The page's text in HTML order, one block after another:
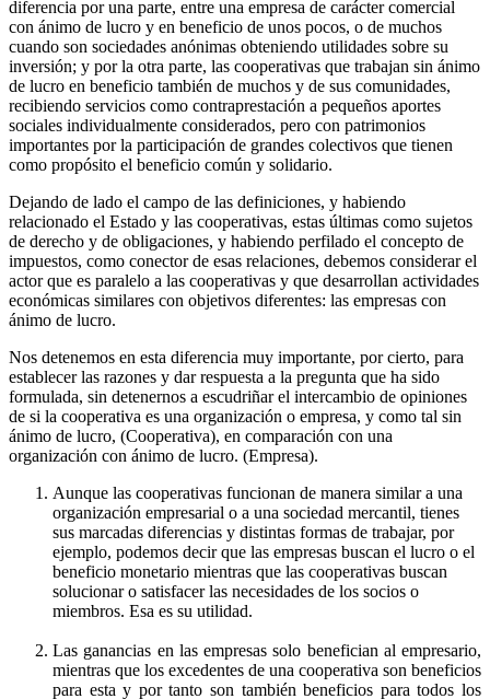
diferencia por una parte, entre una empresa de carácter comercial
con ánimo de lucro y en beneficio de unos pocos, o de muchos
cuando son sociedades anónimas obteniendo utilidades sobre su
inversión; y por la otra parte, las cooperativas que trabajan sin ánimo
de lucro en beneficio también de muchos y de sus comunidades,
recibiendo servicios como contraprestación a pequeños aportes
sociales individualmente considerados, pero con patrimonios
importantes por la participación de grandes colectivos que tienen
como propósito el beneficio común y solidario.
Dejando de lado el campo de las definiciones, y habiendo
relacionado el Estado y las cooperativas, estas últimas como sujetos
de derecho y de obligaciones, y habiendo perfilado el concepto de
impuestos, como conector de esas relaciones, debemos considerar el
actor que es paralelo a las cooperativas y que desarrollan actividades
económicas similares con objetivos diferentes: las empresas con
ánimo de lucro.
Nos detenemos en esta diferencia muy importante, por cierto, para
establecer las razones y dar respuesta a la pregunta que ha sido
formulada, sin detenernos a escudriñar el intercambio de opiniones
de si la cooperativa es una organización o empresa, y como tal sin
ánimo de lucro, (Cooperativa), en comparación con una
organización con ánimo de lucro. (Empresa).
Aunque las cooperativas funcionan de manera similar a una
organización empresarial o a una sociedad mercantil, tienes
sus marcadas diferencias y distintas formas de trabajar, por
ejemplo, podemos decir que las empresas buscan el lucro o el
beneficio monetario mientras que las cooperativas buscan
solucionar o satisfacer las necesidades de los socios o
miembros. Esa es su utilidad.
Las ganancias en las empresas solo benefician al empresario,
mientras que los excedentes de una cooperativa son beneficios
para esta y por tanto son también beneficios para todos los